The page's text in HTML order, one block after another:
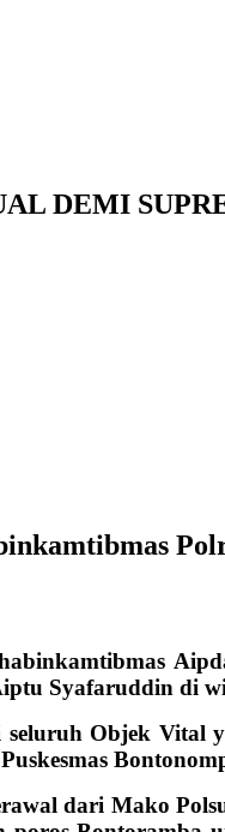
DEMI
Syafaruddin di
seluruh Objek
dari Mako